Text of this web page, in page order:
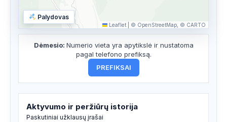
Leaflet © OpenStreetMap, © CARTO
Palydovas
Dėmesio: Numerio vieta yra apytikslė ir nustatoma
pagal telefono prefiksą.
PREFIKSAI
Aktyvumo ir peržiūrų istorija
Paskutiniai užklausų įrašai